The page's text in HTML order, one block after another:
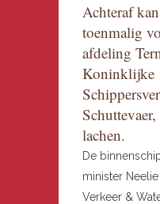
Achteraf
toenmalig
afdeling
Koninklijke
lachen.
De
minister
Verkeer &